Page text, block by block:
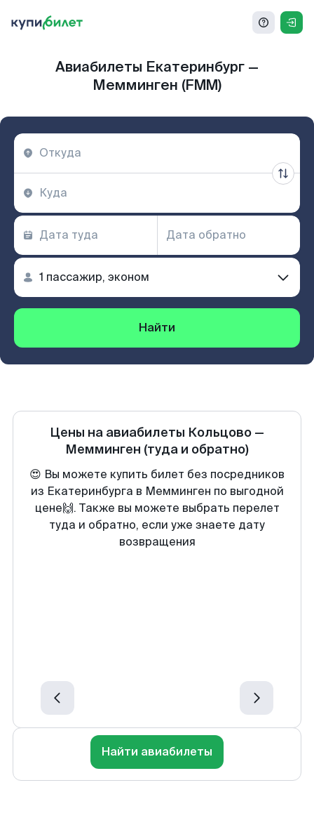
Авиабилеты Екатеринбург —
Мемминген (FMM)
Найти
Цены на авиабилеты Кольцово —
Мемминген (туда и обратно)
😍 Вы можете купить билет без посредников
из Екатеринбурга в Мемминген по выгодной
цене🙌. Также вы можете выбрать перелет
туда и обратно, если уже знаете дату
возвращения
Найти авиабилеты